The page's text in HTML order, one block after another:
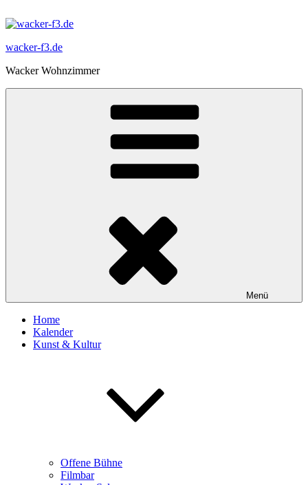
Inhalt
wacker-f3.de
Wacker Wohnzimmer
Menü
Home
Kalender
Kunst & Kultur
Offene Bühne
Filmbar